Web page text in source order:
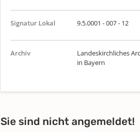
Signatur Lokal 9.5.0001 - 007 - 12
Archiv
Landeskirchliches
in Bayern
Sie sind nicht angemeldet!